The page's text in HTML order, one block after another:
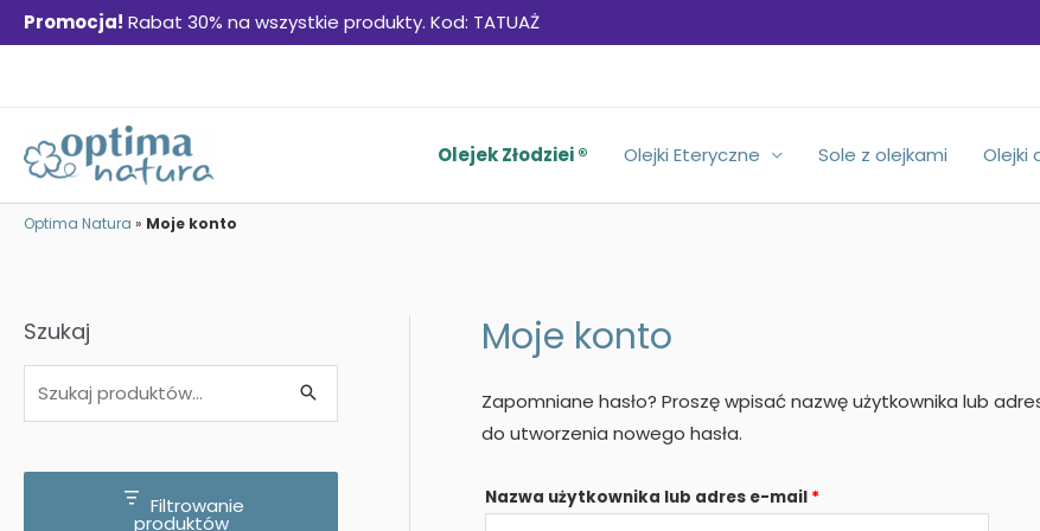
Promocja! Rabat 30% na wszystkie produkty. Kod: TATUAŻ
Olejek Złodziei ® Olejki Eteryczne Sole z olejkami Olejki
Optima Natura » Moje konto
Szukaj
z
Filtrowanie
produktów
Moje konto
Zapomniane hasło? Proszę wpisać nazwę użytkownika lub
do utworzenia nowego hasła.
Nazwa użytkownika lub adres e-mail *